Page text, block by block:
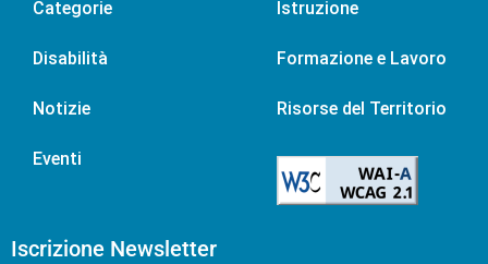
Categorie
Disabilità
Notizie
Eventi
Istruzione
Formazione e Lavoro
Risorse del Territorio
Iscrizione Newsletter